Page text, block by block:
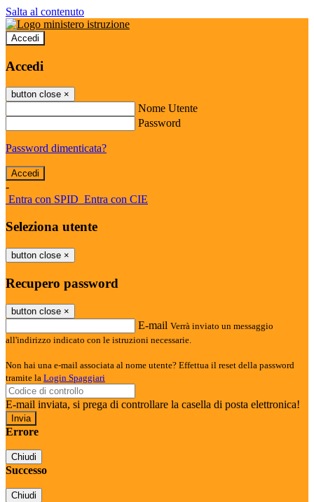
Salta al contenuto
Accedi
Accedi
button close ×
Nome Utente
Password
Password dimenticata?
-
Entra con SPID Entra con CIE
Seleziona utente
button close ×
Recupero password
button close ×
E-mail Verrà inviato un messaggio
all'indirizzo indicato con le istruzioni necessarie.
Non hai una e-mail associata al nome utente? Effettua il reset della password
tramite la Login Spaggiari
E-mail inviata, si prega di controllare la casella di posta elettronica!
Errore
Chiudi
Successo
Chiudi